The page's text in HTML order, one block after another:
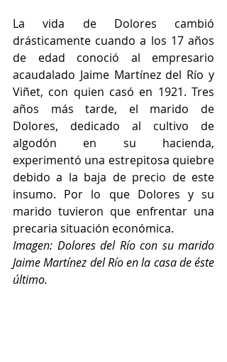
La vida de Dolores cambió
drásticamente cuando a los 17 años
de edad conoció al empresario
acaudalado Jaime Martínez del Río y
Viñet, con quien casó en 1921. Tres
años más tarde, el marido de
Dolores, dedicado al cultivo de
algodón en su hacienda,
experimentó una estrepitosa quiebre
debido a la baja de precio de este
insumo. Por lo que Dolores y su
marido tuvieron que enfrentar una
precaria situación económica.
Imagen: Dolores del Río con su marido
Jaime Martínez del Río en la casa de éste
último.